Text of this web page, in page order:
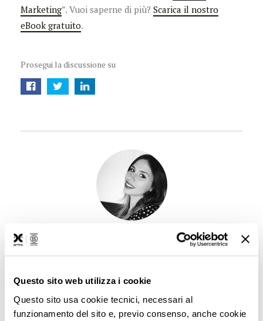
Questo sito web utilizza i cookie
Questo sito usa cookie tecnici, necessari al
funzionamento del sito e, previo consenso, anche cookie
Marketing”. Vuoi saperne di più? Scarica il nostro
eBook gratuito.
Prosegui la discussione su
Sull'autore,
Social
Media Strategist & Digital Storyteller
Internet e la scrittura sono la sua passione e da qualche
e social media con l’obiettivo di offrire agli utenti una